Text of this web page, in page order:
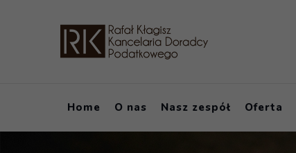
Home O nas Nasz zespół Oferta